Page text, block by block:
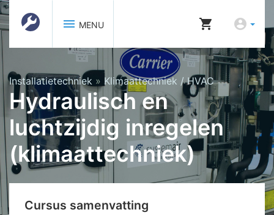
menu MENU shopping_cart account_circle
Installatietechniek » Klimaattechniek / HVAC
Hydraulisch en
luchtzijdig inregelen
(klimaattechniek)
Cursus samenvatting